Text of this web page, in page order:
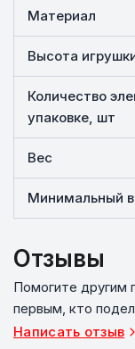
Материал
Высота
Количество
упаковке, шт
Вес
Минимальный
Отзывы
Помогите другим
первым, кто
Написать отзыв